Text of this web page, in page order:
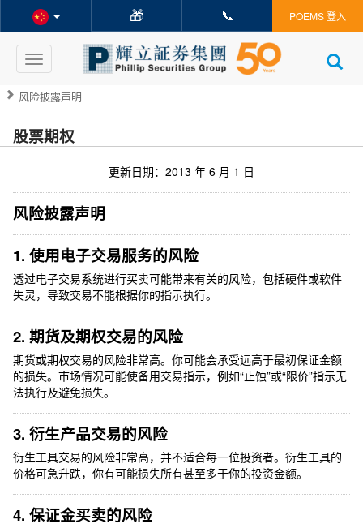
🎁 📞 POEMS 登入
Toggle
navigation
风险披露声明
股票期权
更新日期：2013 年 6 月 1 日
风险披露声明
1. 使用电子交易服务的风险
透过电子交易系统进行买卖可能带来有关的风险，包括硬件或软件
失灵，导致交易不能根据你的指示执行。
2. 期货及期权交易的风险
期货或期权交易的风险非常高。你可能会承受远高于最初保证金额
的损失。市场情况可能使备用交易指示，例如“止蚀”或“限价”指示无
法执行及避免损失。
3. 衍生产品交易的风险
衍生工具交易的风险非常高，并不适合每一位投资者。衍生工具的
价格可急升跌，你有可能损失所有甚至多于你的投资金额。
4. 保证金买卖的风险